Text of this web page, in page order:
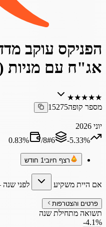
הפניקס עוקב
אג"ח עם מניות (עד 25%
★
★
★
★
★
מספר קופה15275
יוני 2026
‎-5.33%
#6
/8
0.83%
רצף חיובי 1 חודש
אם היית משקיע לפני שנה
פרטים והצטרפות
תשואה מתחילת שנה
-4.1%